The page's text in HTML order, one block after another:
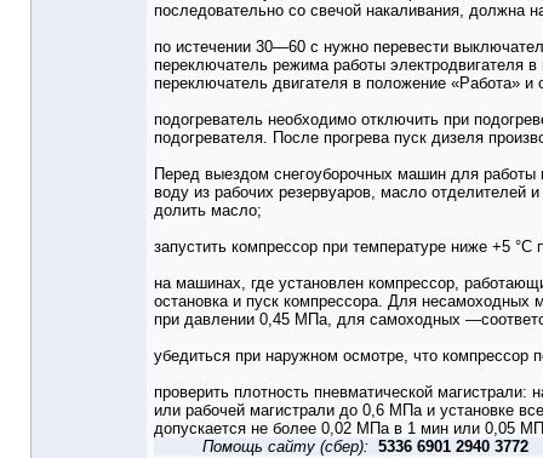
последовательно со свечой накаливания, должна
по истечении 30—60 с нужно перевести
переключатель режима работы электродвигателя
переключатель двигателя в положение «Работа» и
подогреватель необходимо отключить при
подогревателя. После прогрева пуск дизеля
Перед выездом снегоуборочных машин для работы
воду из рабочих резервуаров, масло отделителей
долить масло;
запустить компрессор при температуре ниже +5
на машинах, где установлен компрессор,
остановка и пуск компрессора. Для
при давлении 0,45 МПа, для самоходных
убедиться при наружном осмотре, что компрессор
проверить плотность пневматической
или рабочей магистрали до 0,6 МПа и установке
допускается не более 0,02 МПа в 1 мин или 0,05
Помощь сайту (сбер): 5336 6901 2940 3772